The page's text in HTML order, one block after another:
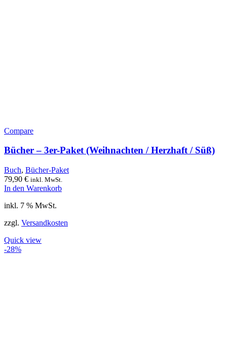
Compare
Bücher – 3er-Paket (Weihnachten / Herzhaft / Süß)
Buch, Bücher-Paket
79,90 € inkl. MwSt.
In den Warenkorb
inkl. 7 % MwSt.
zzgl. Versandkosten
Quick view
-28%